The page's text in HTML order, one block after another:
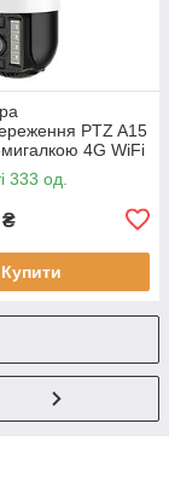
PTZ A15
мигалкою 4G WiFi
з
від телефону,
333 од.
₴
Купити